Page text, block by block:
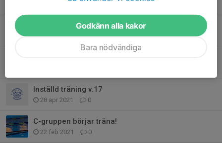
23 nov 2021 0
Inställd träning - torsdag 21 oktober
12 okt 2021 0
Inställd träning v.17
28 apr 2021 0
C-gruppen börjar träna!
22 feb 2021 0
Godkänn alla kakor
Bara nödvändiga